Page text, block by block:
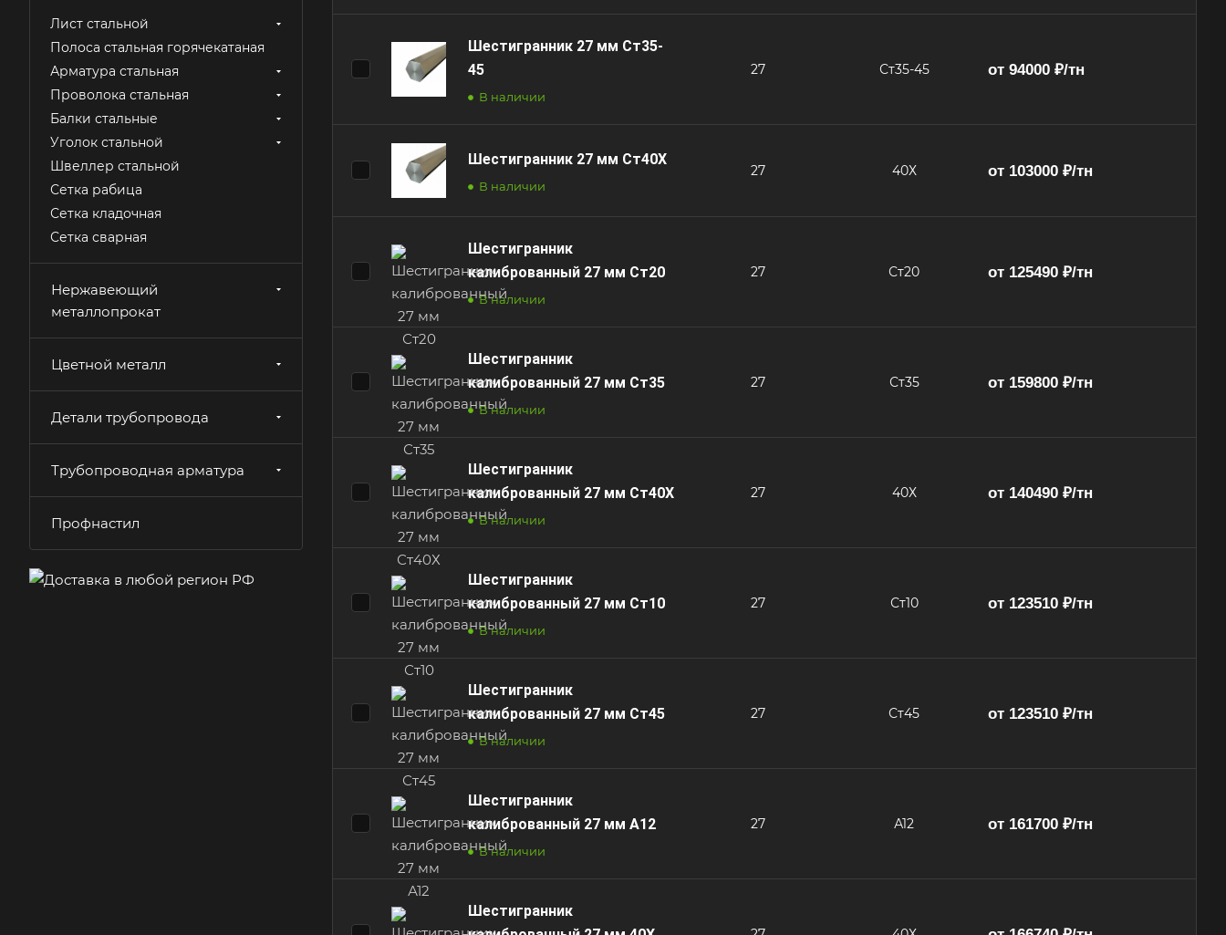
Шестигранник 27 мм Ст35-
45
В наличии
27 Ст35-45 от 94000 ₽/тн
Шестигранник 27 мм Ст40Х
В наличии
27 40Х от 103000 ₽/тн
Шестигранник
калиброванный 27 мм Ст20
В наличии
27 Ст20 от 125490 ₽/тн
Шестигранник
калиброванный 27 мм Ст35
В наличии
27 Ст35 от 159800 ₽/тн
Шестигранник
калиброванный 27 мм Ст40Х
В наличии
27 40Х от 140490 ₽/тн
Шестигранник
калиброванный 27 мм Ст10
В наличии
27 Ст10 от 123510 ₽/тн
Шестигранник
калиброванный 27 мм Ст45
В наличии
27 Ст45 от 123510 ₽/тн
Шестигранник
калиброванный 27 мм А12
В наличии
27 А12 от 161700 ₽/тн
Шестигранник
Лист стальной
Полоса стальная горячекатаная
Арматура стальная
Проволока стальная
Балки стальные
Уголок стальной
Швеллер стальной
Сетка рабица
Сетка кладочная
Сетка сварная
Нержавеющий
металлопрокат
Цветной металл
Детали трубопровода
Трубопроводная арматура
Профнастил